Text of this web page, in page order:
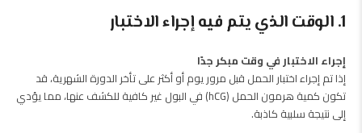
1. الوقت الذي يتم فيه إجراء الاختبار
إجراء الاختبار في وقت مبكر جدًا
إذا تم إجراء اختبار الحمل قبل مرور يوم أو أكثر على تأخر الدورة الشهرية، قد
تكون كمية هرمون الحمل (hCG) في البول غير كافية للكشف عنها، مما يؤدي
إلى نتيجة سلبية كاذبة.